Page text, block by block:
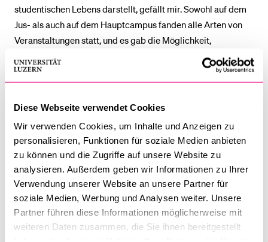
Diese Webseite verwendet Cookies
Wir verwenden Cookies, um Inhalte und Anzeigen zu
personalisieren, Funktionen für soziale Medien anbieten
zu können und die Zugriffe auf unsere Website zu
analysieren. Außerdem geben wir Informationen zu Ihrer
Verwendung unserer Website an unsere Partner für
soziale Medien, Werbung und Analysen weiter. Unsere
Partner führen diese Informationen möglicherweise mit
weiteren Daten zusammen, die Sie ihnen bereitgestellt
studentischen Lebens darstellt, gefällt mir. Sowohl auf dem
Jus- als auch auf dem Hauptcampus fanden alle Arten von
Veranstaltungen statt, und es gab die Möglichkeit,
Aktivitäten abseits der Lehrveranstaltungen nachzugehen,
zum Beispiel Sportveranstaltungen zu besuchen oder an
Treffen für internationale Studierende teilzunehmen.
Eindruck?
«International Trade Law» war für mich ein bemerkenswerter
Kurs: Ich habe viel gelernt und konnte mich effektiv mit der
Internationalität, die man in ein Auslandssemester direkt
erleben kann, auseinandersetzen.